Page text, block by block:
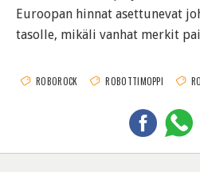
Euroopan hinnat asettunevat
tasolle, mikäli vanhat merkit
ROBOROCK ROBOTTIMOPPI